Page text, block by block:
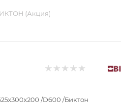
(Акция)
/D600 /Биктон